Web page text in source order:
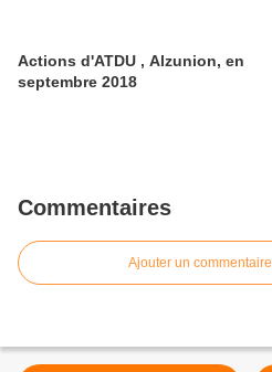
Actions d'ATDU , Alzunion, en
septembre 2018
Commentaires
Ajouter un commentaire